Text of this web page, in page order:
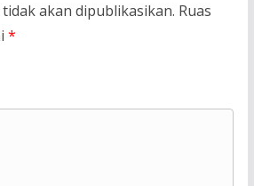
akan dipublikasikan. Ruas
*